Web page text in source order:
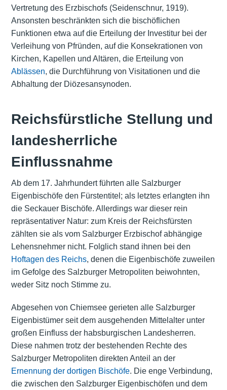
Vertretung des Erzbischofs (Seidenschnur, 1919).
Ansonsten beschränkten sich die bischöflichen
Funktionen etwa auf die Erteilung der Investitur bei der
Verleihung von Pfründen, auf die Konsekrationen von
Kirchen, Kapellen und Altären, die Erteilung von
Ablässen, die Durchführung von Visitationen und die
Abhaltung der Diözesansynoden.
Reichsfürstliche Stellung und
landesherrliche
Einflussnahme
Ab dem 17. Jahrhundert führten alle Salzburger
Eigenbischöfe den Fürstentitel; als letztes erlangten ihn
die Seckauer Bischöfe. Allerdings war dieser rein
repräsentativer Natur: zum Kreis der Reichsfürsten
zählten sie als vom Salzburger Erzbischof abhängige
Lehensnehmer nicht. Folglich stand ihnen bei den
Hoftagen des Reichs, denen die Eigenbischöfe zuweilen
im Gefolge des Salzburger Metropoliten beiwohnten,
weder Sitz noch Stimme zu.
Abgesehen von Chiemsee gerieten alle Salzburger
Eigenbistümer seit dem ausgehenden Mittelalter unter
großen Einfluss der habsburgischen Landesherren.
Diese nahmen trotz der bestehenden Rechte des
Salzburger Metropoliten direkten Anteil an der
Ernennung der dortigen Bischöfe. Die enge Verbindung,
die zwischen den Salzburger Eigenbischöfen und dem